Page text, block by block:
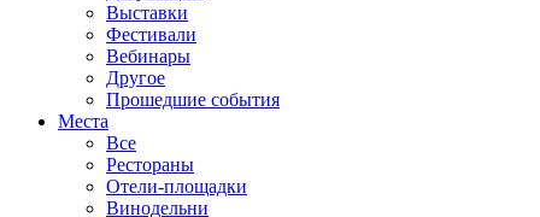
Выставки
Фестивали
Вебинары
Другое
Прошедшие события
Места
Все
Рестораны
Отели-площадки
Винодельни